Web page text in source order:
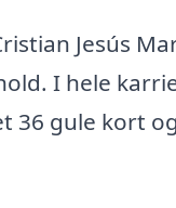
Jesús
I hele
36 gule kort